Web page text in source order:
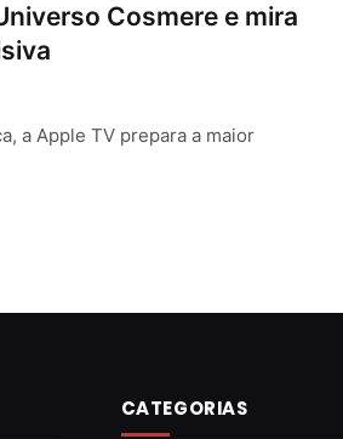
Cosmere e mira
a Apple TV prepara a maior
CATEGORIAS